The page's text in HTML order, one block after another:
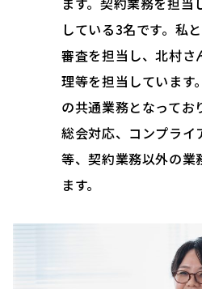
している3名です。私
審査を担当し、北村さ
理等を担当しています
の共通業務となって
総会対応、コンプライ
等、契約業務以外の業
ます。